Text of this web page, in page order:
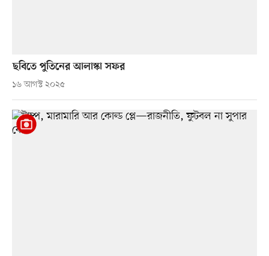
ছবিতে পুতিনের আলাস্কা সফর
১৬ আগস্ট ২০২৫